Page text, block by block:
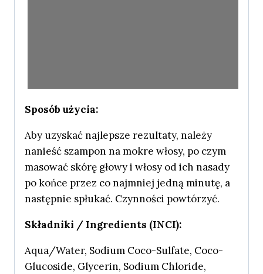
Sposób użycia:
Aby uzyskać najlepsze rezultaty, należy
nanieść szampon na mokre włosy, po czym
masować skórę głowy i włosy od ich nasady
po końce przez co najmniej jedną minutę, a
następnie spłukać. Czynności powtórzyć.
Składniki / Ingredients (INCI):
Aqua/Water, Sodium Coco-Sulfate, Coco-
Glucoside, Glycerin, Sodium Chloride,